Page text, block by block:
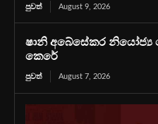
පුවත් August 9, 2026
ෂානි අබේසේකර
කෙරේ
පුවත් August 7, 2026